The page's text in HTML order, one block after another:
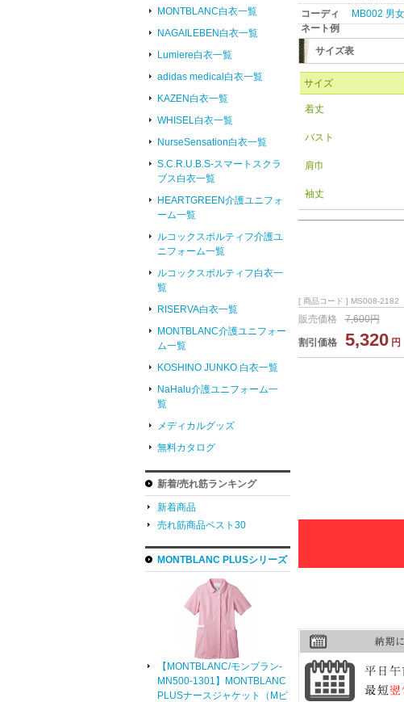
コーディ
ネート例
MB002 男
サイズ表
サイズ
着丈
バスト
肩巾
袖丈
[ 商品コード ] MS008-2182
販売価格 7,600円
割引価格 5,320円
MONTBLANC白衣一覧
NAGAILEBEN白衣一覧
Lumiere白衣一覧
adidas medical白衣一覧
KAZEN白衣一覧
WHISEL白衣一覧
NurseSensation白衣一覧
S.C.R.U.B.S-スマートスクラ
ブス白衣一覧
HEARTGREEN介護ユニフォ
ーム一覧
ルコックスポルティフ介護ユ
ニフォーム一覧
ルコックスポルティフ白衣一
覧
RISERVA白衣一覧
MONTBLANC介護ユニフォー
ム一覧
KOSHINO JUNKO 白衣一覧
NaHalu介護ユニフォーム一
覧
メディカルグッズ
無料カタログ
新着/売れ筋ランキング
新着商品
売れ筋商品ベスト30
MONTBLANC PLUSシリーズ
【MONTBLANC/モンブラン-
MN500-1301】MONTBLANC
PLUSナースジャケット（Mピ